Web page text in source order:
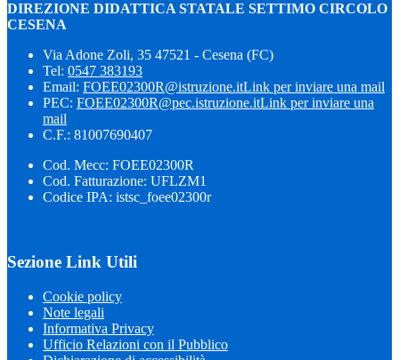
DIREZIONE DIDATTICA STATALE SETTIMO CIRCOLO
CESENA
Via Adone Zoli, 35 47521 - Cesena (FC)
Tel: 0547 383193
Email: FOEE02300R@istruzione.itLink per inviare una mail
PEC: FOEE02300R@pec.istruzione.itLink per inviare una
mail
C.F.: 81007690407
Cod. Mecc: FOEE02300R
Cod. Fatturazione: UFLZM1
Codice IPA: istsc_foee02300r
Sezione Link Utili
Cookie policy
Note legali
Informativa Privacy
Ufficio Relazioni con il Pubblico